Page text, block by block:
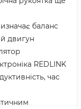
баланс
двигун
REDLINK
час